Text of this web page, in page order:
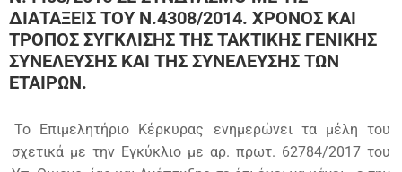
ΔΙΑΤΑΞΕΙΣ ΤΟΥ Ν.4308/2014. ΧΡΟΝΟΣ ΚΑΙ
ΤΡΟΠΟΣ ΣΥΓΚΛΙΣΗΣ ΤΗΣ ΤΑΚΤΙΚΗΣ ΓΕΝΙΚΗΣ
ΣΥΝΕΛΕΥΣΗΣ ΚΑΙ ΤΗΣ ΣΥΝΕΛΕΥΣΗΣ ΤΩΝ
ΕΤΑΙΡΩΝ.
Το Επιμελητήριο Κέρκυρας ενημερώνει τα μέλη του
σχετικά με την Εγκύκλιο με αρ. πρωτ. 62784/2017 του